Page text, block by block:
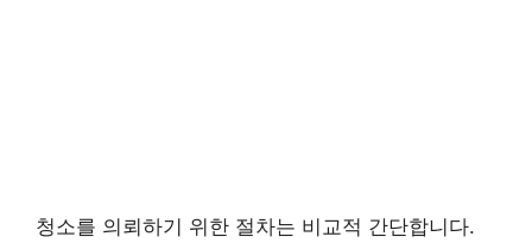
청소를 의뢰하기 위한 절차는 비교적 간단합니다.